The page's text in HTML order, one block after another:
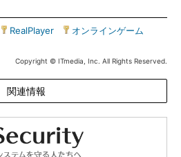
RealPlayer オンラインゲーム
Copyright © ITmedia, Inc. All Rights Reserved.
関連情報